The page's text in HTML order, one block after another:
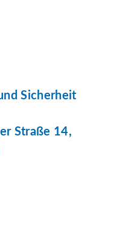
Sicherheit
Straße 14,